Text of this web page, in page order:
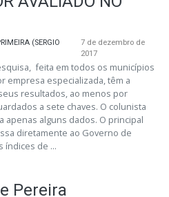
(SERGIO
7 de dezembro de
2017
feita em todos os municípios
empresa especializada, têm a
resultados, ao menos por
a sete chaves. O colunista
apenas alguns dados. O principal
diretamente ao Governo de
índices de ...
Pereira